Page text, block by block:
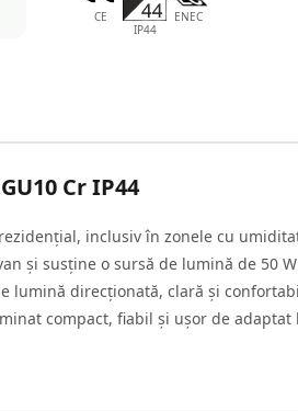
CE
IP44
ENEC
Cr IP44
inclusiv în zonele cu
și susține o sursă de lumină de 50 W
direcționată, clară și
compact, fiabil și ușor de adaptat